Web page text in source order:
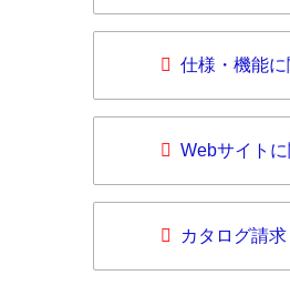
仕様・機能
Webサイト
カタログ請求